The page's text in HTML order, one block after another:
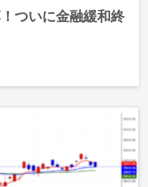
ついに金融緩和終